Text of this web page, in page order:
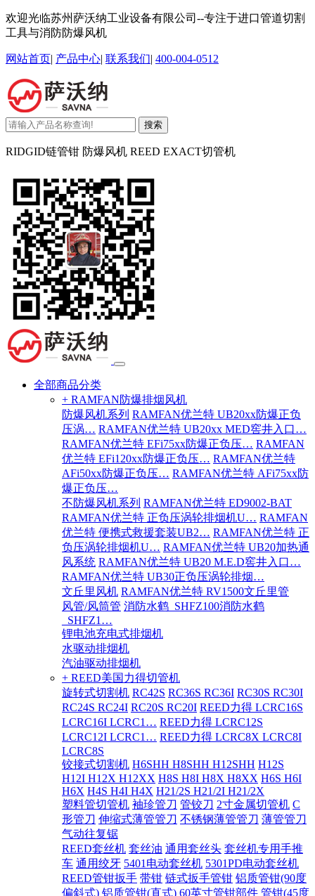
欢迎光临苏州萨沃纳工业设备有限公司--专注于进口管道切割
工具与消防防爆风机
网站首页| 产品中心| 联系我们| 400-004-0512
搜索
RIDGID链管钳 防爆风机 REED EXACT切管机
全部商品分类
+ RAMFAN防爆排烟风机
防爆风机系列 RAMFAN优兰特 UB20xx防爆正负
压涡… RAMFAN优兰特 UB20xx MED窖井入口…
RAMFAN优兰特 EFi75xx防爆正负压… RAMFAN
优兰特 EFi120xx防爆正负压… RAMFAN优兰特
AFi50xx防爆正负压… RAMFAN优兰特 AFi75xx防
爆正负压…
不防爆风机系列 RAMFAN优兰特 ED9002-BAT
RAMFAN优兰特 正负压涡轮排烟机U… RAMFAN
优兰特 便携式救援套装UB2… RAMFAN优兰特 正
负压涡轮排烟机U… RAMFAN优兰特 UB20加热通
风系统 RAMFAN优兰特 UB20 M.E.D窖井入口…
RAMFAN优兰特 UB30正负压涡轮排烟…
文丘里风机 RAMFAN优兰特 RV1500文丘里管
风管/风筒管 消防水鹤_SHFZ100消防水鹤
_SHFZ1…
锂电池充电式排烟机
水驱动排烟机
汽油驱动排烟机
+ REED美国力得切管机
旋转式切割机 RC42S RC36S RC36I RC30S RC30I
RC24S RC24I RC20S RC20I REED力得 LCRC16S
LCRC16I LCRC1… REED力得 LCRC12S
LCRC12I LCRC1… REED力得 LCRC8X LCRC8I
LCRC8S
铰接式切割机 H6SHH H8SHH H12SHH H12S
H12I H12X H12XX H8S H8I H8X H8XX H6S H6I
H6X H4S H4I H4X H21/2S H21/2I H21/2X
塑料管切管机 袖珍管刀 管铰刀 2寸金属切管机 C
形管刀 伸缩式薄管管刀 不锈钢薄管管刀 薄管管刀
气动往复锯
REED套丝机 套丝油 通用套丝头 套丝机专用手推
车 通用绞牙 5401电动套丝机 5301PD电动套丝机
REED管钳扳手 带钳 链式扳手管钳 铝质管钳(90度
偏斜式) 铝质管钳(直式) 60英寸管钳部件 管钳(45度